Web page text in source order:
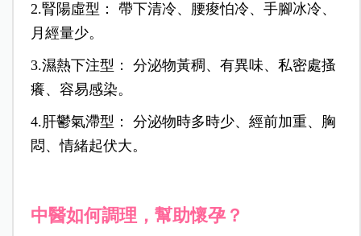
2.腎陽虛型： 帶下清冷、腰痠怕冷、手腳冰冷、
月經量少。
3.濕熱下注型： 分泌物黃稠、有異味、私密處搔
癢、容易感染。
4.肝鬱氣滯型： 分泌物時多時少、經前加重、胸
悶、情緒起伏大。
中醫如何調理，幫助懷孕？